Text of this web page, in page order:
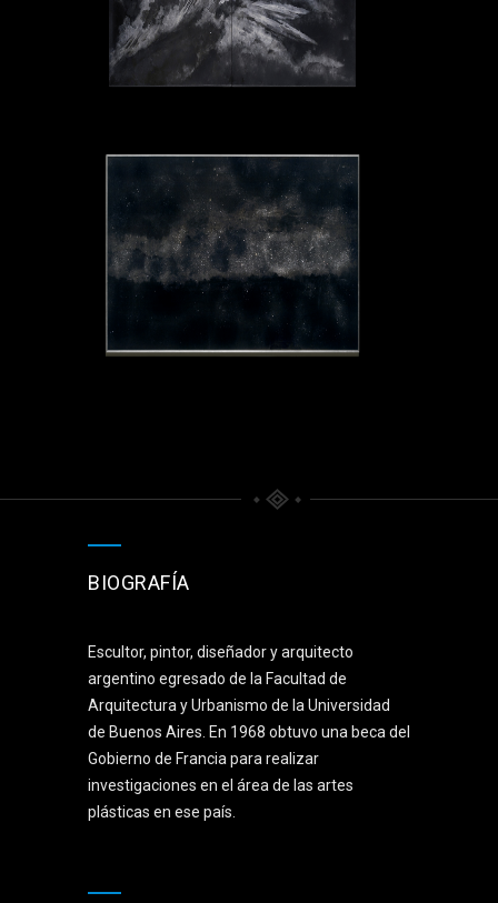
BIOGRAFÍA
Escultor, pintor, diseñador y arquitecto
argentino egresado de la Facultad de
Arquitectura y Urbanismo de la Universidad
de Buenos Aires. En 1968 obtuvo una beca del
Gobierno de Francia para realizar
investigaciones en el área de las artes
plásticas en ese país.